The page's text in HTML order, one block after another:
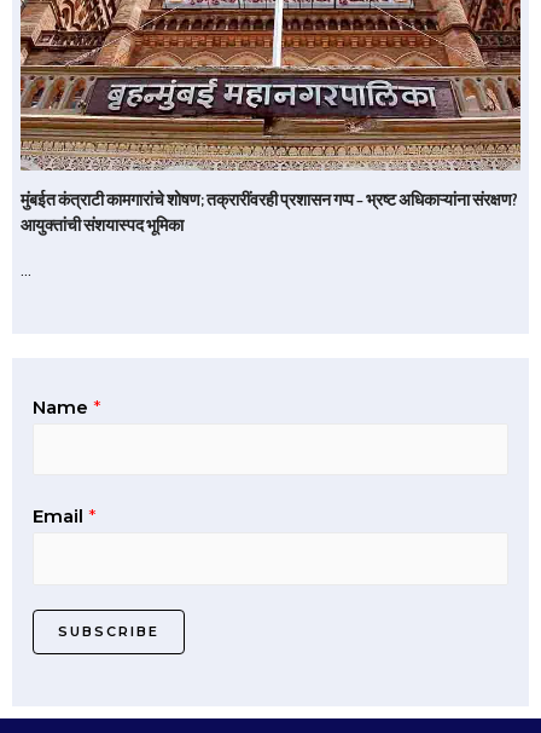
मुंबईत कंत्राटी कामगारांचे शोषण; तक्रारींवरही प्रशासन गप्प – भ्रष्ट अधिकाऱ्यांना संरक्षण?
आयुक्तांची संशयास्पद भूमिका
…
Name *
Email *
SUBSCRIBE